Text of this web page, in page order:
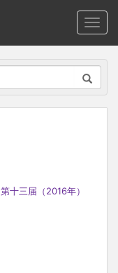
第十三届（2016年）